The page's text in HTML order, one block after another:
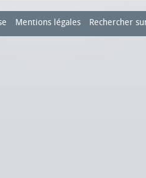
Mentions légales Rechercher